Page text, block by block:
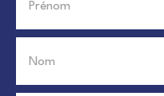
Prénom
Nom